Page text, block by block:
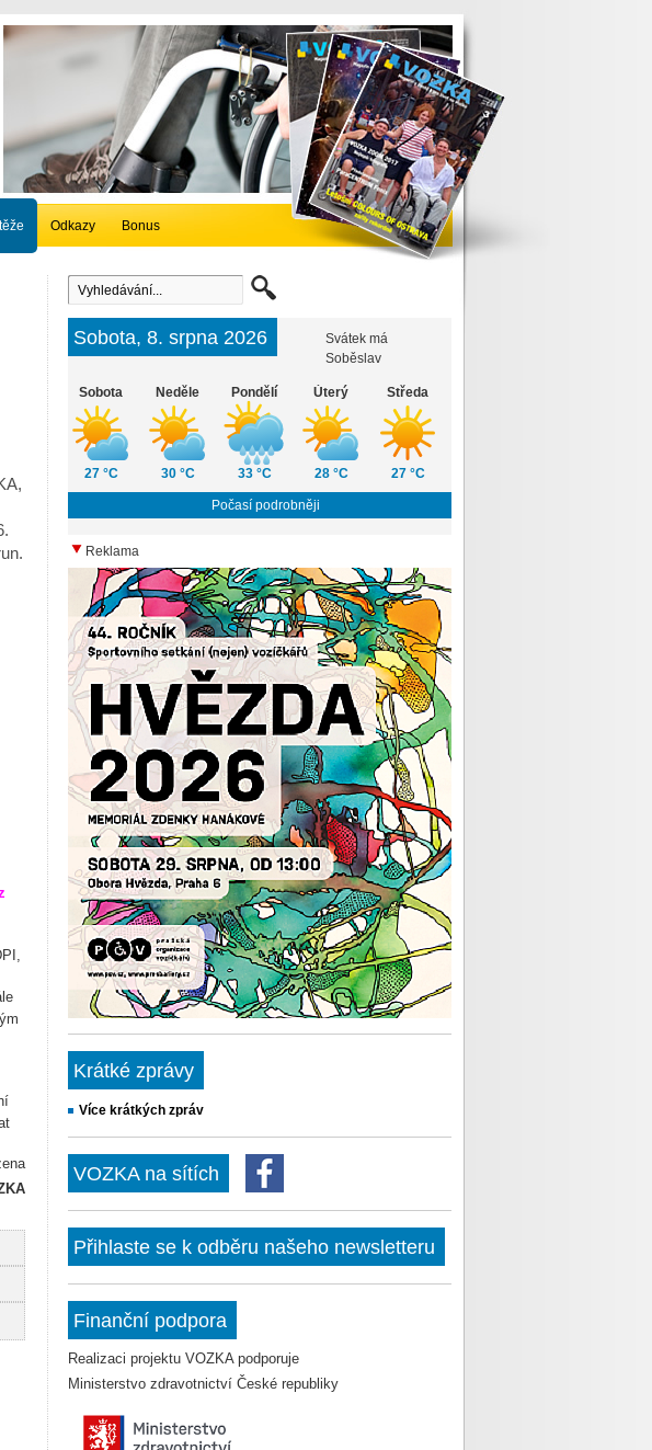
Odkazy Bonus
Sobota, 8. srpna 2026
Svátek má
Soběslav
Sobota
27 °C
Neděle
30 °C
Pondělí
33 °C
Úterý
28 °C
Středa
27 °C
Počasí podrobněji
Reklama
Krátké zprávy
Více krátkých zpráv
VOZKA na sítích
Přihlaste se k odběru našeho newsletteru
Finanční podpora
Realizaci projektu VOZKA podporuje
Ministerstvo zdravotnictví České republiky